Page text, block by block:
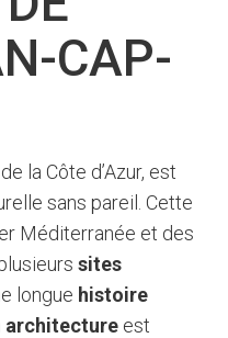
CAP-
la Côte d’Azur, est
sans pareil. Cette
Méditerranée et des
sites
longue histoire
architecture est